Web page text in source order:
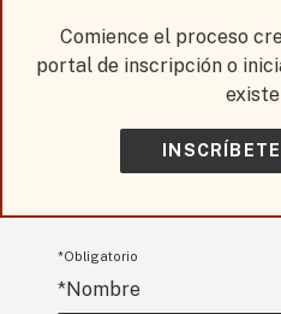
Comience el proceso
portal de inscripción o
*Obligatorio
*Nombre